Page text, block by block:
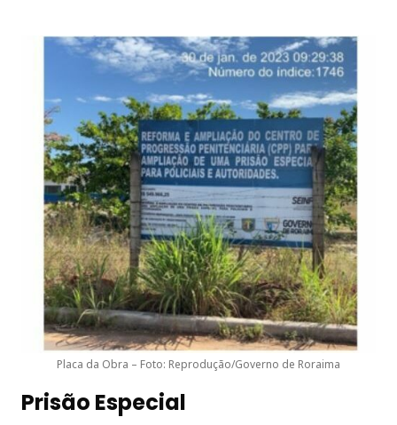
Placa da Obra – Foto: Reprodução/Governo de Roraima
Prisão Especial